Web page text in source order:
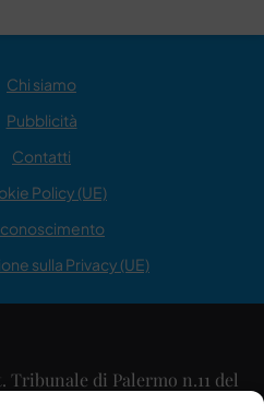
Chi siamo
Pubblicità
Contatti
Policy (UE)
sulla Privacy (UE)
di Palermo n.11 del